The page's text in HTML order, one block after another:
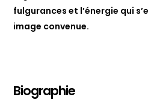
fulgurances et l’énergie qui
image convenue.
Biographie